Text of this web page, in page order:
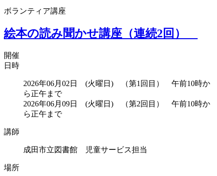
ボランティア講座
絵本の読み聞かせ講座（連続2回）
開催
日時
2026年06月02日 (火曜日) （第1回目） 午前10時か
ら正午まで
2026年06月09日 (火曜日) （第2回目） 午前10時か
ら正午まで
講師
成田市立図書館 児童サービス担当
場所